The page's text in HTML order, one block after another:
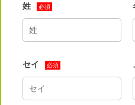
姓 必須
セイ 必須